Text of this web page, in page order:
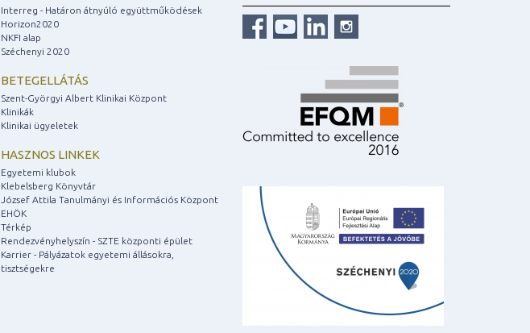
Interreg - Határon átnyúló együttműködések
Horizon2020
NKFI alap
Széchenyi 2020
BETEGELLÁTÁS
Szent-Györgyi Albert Klinikai Központ
Klinikák
Klinikai ügyeletek
HASZNOS LINKEK
Egyetemi klubok
Klebelsberg Könyvtár
József Attila Tanulmányi és Információs Központ
EHÖK
Térkép
Rendezvényhelyszín - SZTE központi épület
Karrier - Pályázatok egyetemi állásokra,
tisztségekre